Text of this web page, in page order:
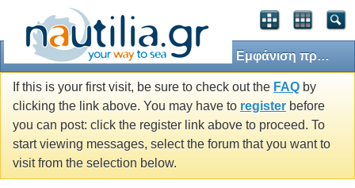
Εμφάνιση προφίλ: cpt babis
If this is your first visit, be sure to check out the FAQ by
clicking the link above. You may have to register before
you can post: click the register link above to proceed. To
start viewing messages, select the forum that you want to
visit from the selection below.